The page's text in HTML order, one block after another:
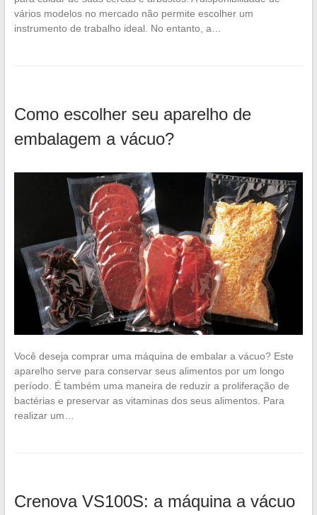
vários modelos no mercado não permite escolher um
instrumento de trabalho ideal. No entanto, a…
Como escolher seu aparelho de
embalagem a vácuo?
Você deseja comprar uma máquina de embalar a vácuo? Este
aparelho serve para conservar seus alimentos por um longo
período. É também uma maneira de reduzir a proliferação de
bactérias e preservar as vitaminas dos seus alimentos. Para
realizar um…
Crenova VS100S: a máquina a vácuo